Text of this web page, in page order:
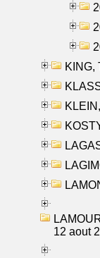
KING,
12 aout